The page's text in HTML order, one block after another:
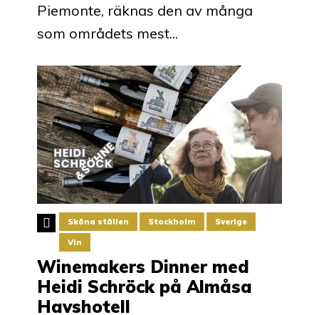
Piemonte, räknas den av många
som områdets mest...
Sköna ställen Stockholm Sverige
Vin
Winemakers Dinner med
Heidi Schröck på Almåsa
Havshotell